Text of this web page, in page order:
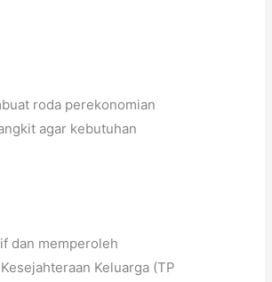
roda perekonomian
agar kebutuhan
dan memperoleh
Keluarga (TP